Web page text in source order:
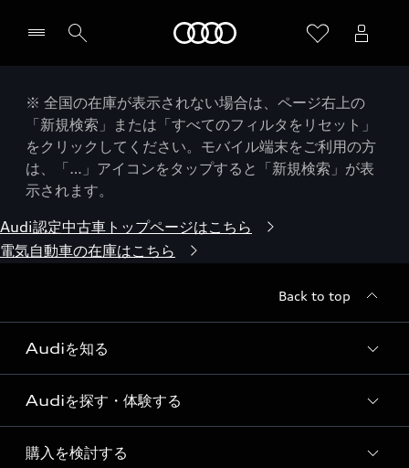
※ 全国の在庫が表示されない場合は、ページ右上の
「新規検索」または「すべてのフィルタをリセット」
をクリックしてください。モバイル端末をご利用の方
は、「…」アイコンをタップすると「新規検索」が表
示されます。
Audi認定中古車トップページはこちら
電気自動車の在庫はこちら
Back to top
Audiを知る
Audi ブランド
Story of Progress
Audiを探す・体験する
ディーラー検索
購入を検討する